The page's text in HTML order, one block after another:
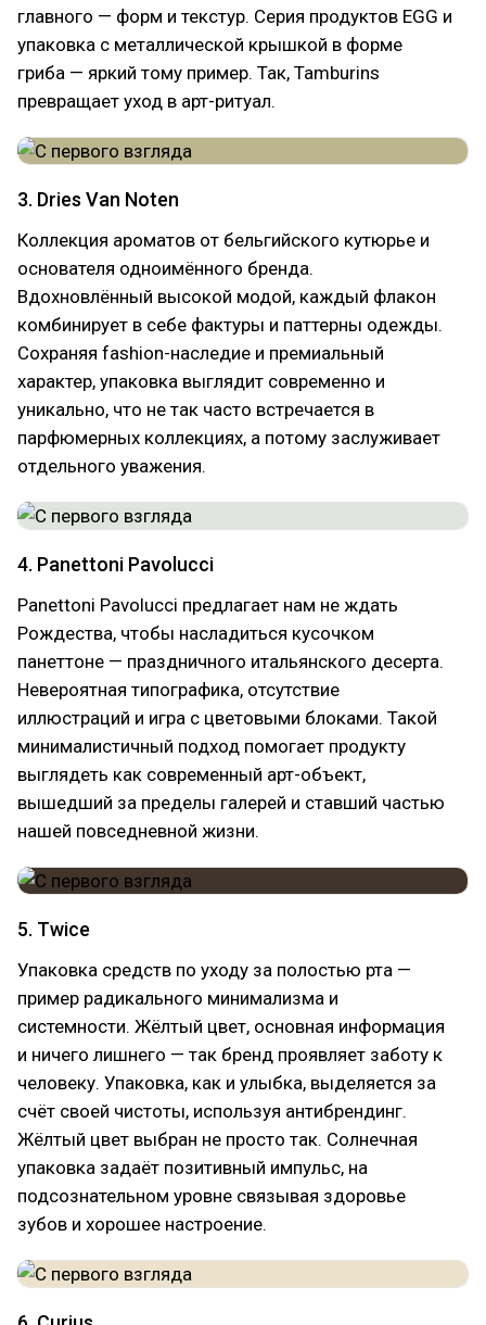
главного — форм и текстур. Серия продуктов EGG и
упаковка с металлической крышкой в форме
гриба — яркий тому пример. Так, Tamburins
превращает уход в арт-ритуал.
3. Dries Van Noten
Коллекция ароматов от бельгийского кутюрье и
основателя одноимённого бренда.
Вдохновлённый высокой модой, каждый флакон
комбинирует в себе фактуры и паттерны одежды.
Сохраняя fashion-наследие и премиальный
характер, упаковка выглядит современно и
уникально, что не так часто встречается в
парфюмерных коллекциях, а потому заслуживает
отдельного уважения.
4. Panettoni Pavolucci
Panettoni Pavolucci предлагает нам не ждать
Рождества, чтобы насладиться кусочком
панеттоне — праздничного итальянского десерта.
Невероятная типографика, отсутствие
иллюстраций и игра с цветовыми блоками. Такой
минималистичный подход помогает продукту
выглядеть как современный арт-объект,
вышедший за пределы галерей и ставший частью
нашей повседневной жизни.
5. Twice
Упаковка средств по уходу за полостью рта —
пример радикального минимализма и
системности. Жёлтый цвет, основная информация
и ничего лишнего — так бренд проявляет заботу к
человеку. Упаковка, как и улыбка, выделяется за
счёт своей чистоты, используя антибрендинг.
Жёлтый цвет выбран не просто так. Солнечная
упаковка задаёт позитивный импульс, на
подсознательном уровне связывая здоровье
зубов и хорошее настроение.